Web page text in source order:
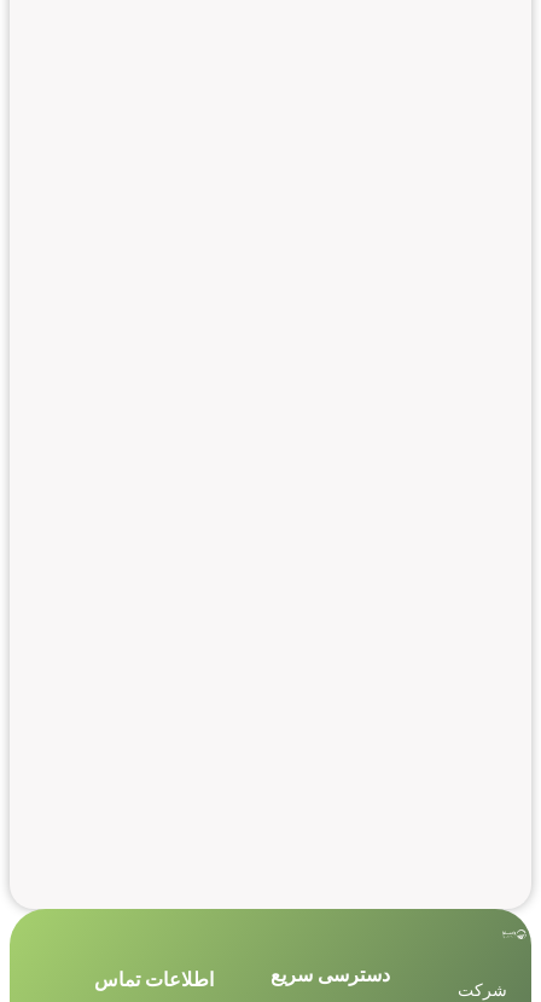
شرکت
دسترسی سریع اطلاعات تماس